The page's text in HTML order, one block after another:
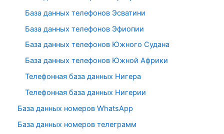
База данных телефонов Эсватини
База данных телефонов Эфиопии
База данных телефонов Южного Судана
База данных телефонов Южной Африки
Телефонная база данных Нигера
Телефонная база данных Нигерии
База данных номеров WhatsApp
База данных номеров телеграмм